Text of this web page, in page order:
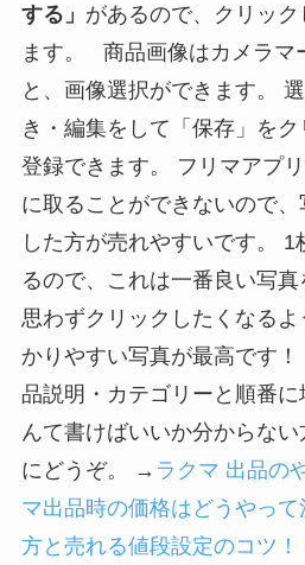
する」 があるので、クリッ
ます。 商品画像はカメラマ
と、画像選択ができます。
き・編集をして「保存」を
登録できます。 フリマアプ
に取ることができないので
した方が売れやすいです。
るので、これは一番良い写真
思わずクリックしたくなる
かりやすい写真が最高です
品説明・カテゴリーと順番
んて書けばいいか分からな
にどうぞ。 → ラクマ 出品の
マ出品時の価格はどうやっ
方と売れる値段設定のコツ！